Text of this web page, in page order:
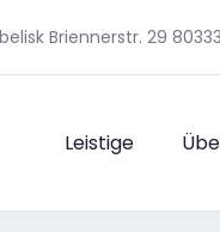
Briennerstr. 29
Leistige